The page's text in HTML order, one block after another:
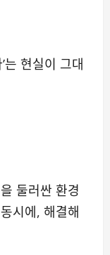
는 현실이 그대
둘러싼 환경
시에, 해결해